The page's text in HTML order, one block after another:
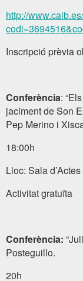
http://
Inscripció prèvia
Conferència:
jaciment de Son
Pep Merino i
18:00h
Lloc: Sala
Activitat gratuïta
Conferència:
Posteguillo.
20h